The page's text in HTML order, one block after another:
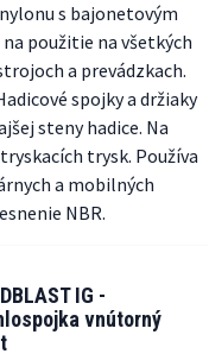
s bajonetovým
použitie na všetkých
a prevádzkach.
spojky a držiaky
steny hadice. Na
trysk. Používa
a mobilných
NBR.
IG -
vnútorný